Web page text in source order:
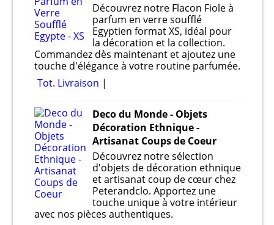
Découvrez notre Flacon Fiole à
parfum en verre soufflé
Egyptien format XS, idéal pour
la décoration et la collection.
Commandez dès maintenant et ajoutez une
touche d'élégance à votre routine parfumée.
Tot. Livraison
Deco du Monde - Objets
Décoration Ethnique -
Artisanat Coups de Coeur
Découvrez notre sélection
d'objets de décoration ethnique
et artisanat coup de cœur chez
Peterandclo. Apportez une
touche unique à votre intérieur
avec nos pièces authentiques.